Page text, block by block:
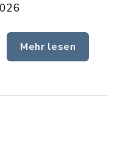
Mehr lesen